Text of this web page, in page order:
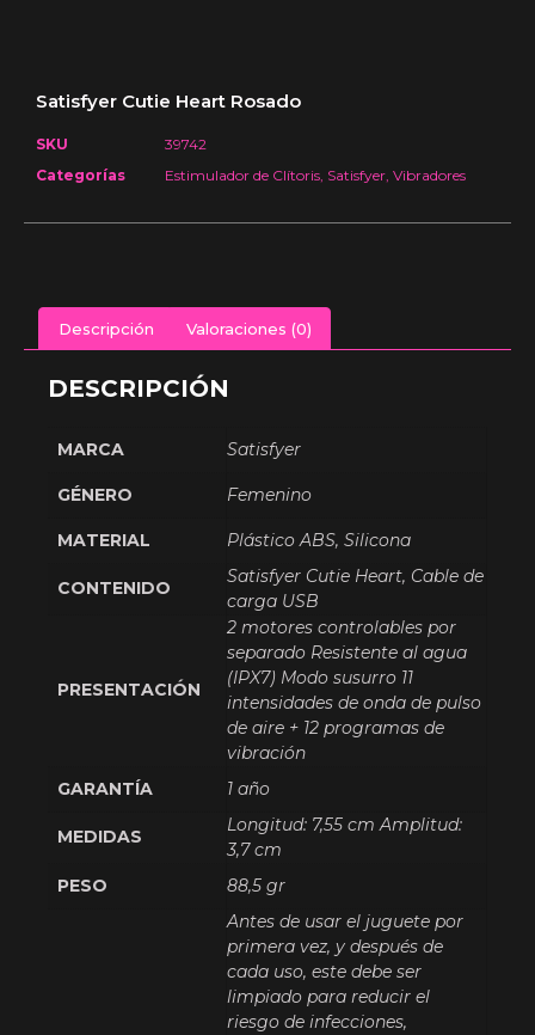
Satisfyer Cutie Heart Rosado
SKU
39742
Categorías
Estimulador de Clítoris, Satisfyer, Vibradores
Descripción Valoraciones (0)
DESCRIPCIÓN
MARCA Satisfyer
GÉNERO Femenino
MATERIAL Plástico ABS, Silicona
CONTENIDO
Satisfyer Cutie Heart, Cable de
carga USB
PRESENTACIÓN
2 motores controlables por
separado Resistente al agua
(IPX7) Modo susurro 11
intensidades de onda de pulso
de aire + 12 programas de
vibración
GARANTÍA
1 año
MEDIDAS
Longitud: 7,55 cm Amplitud:
3,7 cm
PESO
88,5 gr
Antes de usar el juguete por
primera vez, y después de
cada uso, este debe ser
limpiado para reducir el
riesgo de infecciones,